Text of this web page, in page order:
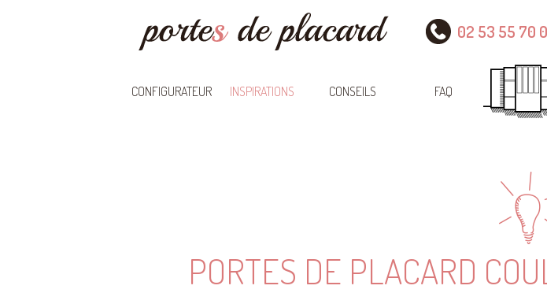
02 53 55 70
CONFIGURATEUR INSPIRATIONS CONSEILS FAQ
PORTES DE PLACARD